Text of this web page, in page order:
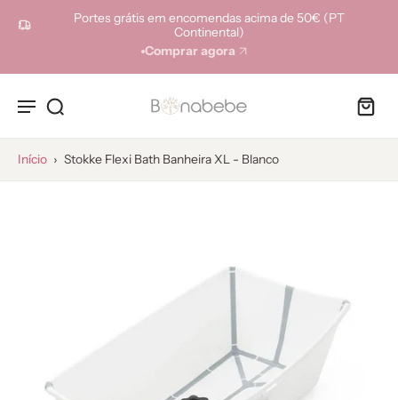
Portes grátis em encomendas acima de 50€ (PT
Continental)
Comprar agora
Início › Stokke Flexi Bath Banheira XL - Blanco